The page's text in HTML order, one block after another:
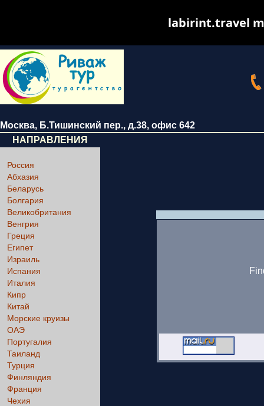
Москва, Б.Тишинский пер., д.38, офис 642
НАПРАВЛЕНИЯ
Россия
Абхазия
Беларусь
Болгария
Великобритания
Венгрия
Греция
Египет
Израиль
Испания
Италия
Кипр
Китай
Морские круизы
ОАЭ
Португалия
Таиланд
Турция
Финляндия
Франция
Чехия
labirint.travel